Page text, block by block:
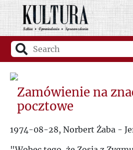
Zamówienie na
pocztowe
1974-08-28, Norbert Żaba -